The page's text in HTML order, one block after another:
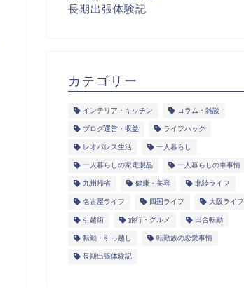
長期出張体験記
カテゴリー
インテリア・キッチン コラム・雑談
ブログ運営・収益 ライフハック
レオパレス生活 一人暮らし
一人暮らしの家電製品 一人暮らしの車事情
九州帰省 健康・美容 北陸ライフ
名古屋ライフ 四国ライフ 大阪ライフ
引越術 旅行・グルメ 田舎転勤
転勤・引っ越し 転勤族の恋愛事情
長期出張体験記